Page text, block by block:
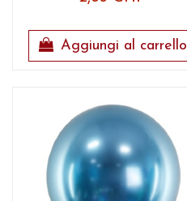
Aggiungi al carrello